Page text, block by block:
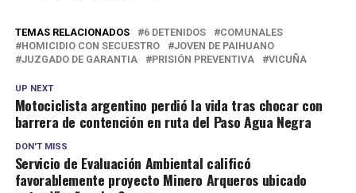
TEMAS RELACIONADOS 6 DETENIDOS
COMUNALES
HOMICIDIO CON SECUESTRO
JOVEN DE PAIHUANO
JUZGADO DE GARANTIA
PRISIÓN PREVENTIVA VICUÑA
UP NEXT
Motociclista argentino perdió la vida tras chocar con
barrera de contención en ruta del Paso Agua Negra
DON'T MISS
Servicio de Evaluación Ambiental calificó
favorablemente proyecto Minero Arqueros ubicado